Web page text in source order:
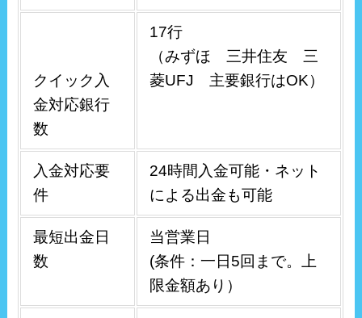
クイック入
金対応銀行
数
17行
（みずほ 三井住友 三
菱UFJ 主要銀行はOK）
入金対応要
件
24時間入金可能・ネット
による出金も可能
最短出金日
数
当営業日
(条件：一日5回まで。上
限金額あり）